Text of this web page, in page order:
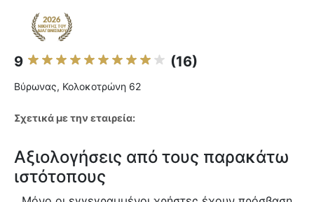
9 (16)
Βύρωνας, Κολοκοτρώνη 62
Σχετικά με την εταιρεία:
Αξιολογήσεις από τους παρακάτω
ιστότοπους